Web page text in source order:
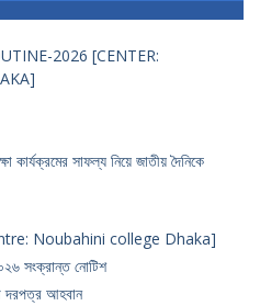
2026 [CENTER:
কার্যক্রমের সাফল্য নিয়ে জাতীয় দৈনিকে
Noubahini college Dhaka]
সংক্রান্ত নোটিশ
দরপত্র আহবান